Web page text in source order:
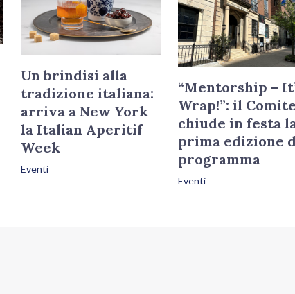
Un brindisi alla
tradizione italiana:
arriva a New York
la Italian Aperitif
Week
Eventi
“Mentorship –
Wrap!”: il
chiude in festa
prima edizione
programma
Eventi